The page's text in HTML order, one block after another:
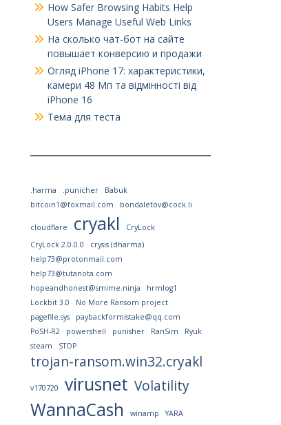
How Safer Browsing Habits Help
Users Manage Useful Web Links
На сколько чат-бот на сайте
повышает конверсию и продажи
Огляд iPhone 17: характеристики,
камери 48 Мп та відмінності від
iPhone 16
Тема для теста
.harma .punicher
Babuk
bitcoin1@foxmail.com
bondaletov@cock.li
cloudflare cryakl
CryLock
CryLock 2.0.0.0
crysis (dharma)
help73@protonmail.com
help73@tutanota.com
hopeandhonest@smime.ninja
hrmlog1
Lockbit 3.0
No More Ransom project
pagefile.sys
paybackformistake@qq.com
PoSH-R2
powershell punisher RanSim
Ryuk
steam
STOP
trojan-ransom.win32.cryakl
v170720 virusnet Volatility
WannaCash winamp
YARA